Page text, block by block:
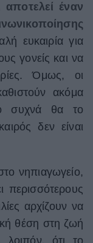
έναν
ευκαιρία για
γονείς και να
Όμως, οι
ακόμα
συχνά θα το
δεν είναι
νηπιαγωγείο,
περισσότερους
αρχίζουν να
θέση στη ζωή